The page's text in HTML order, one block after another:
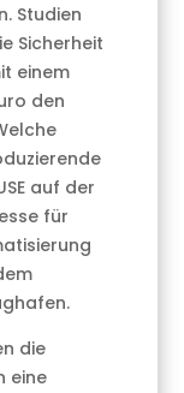
Studien
Sicherheit
einem
den
auf der
für
die
eine